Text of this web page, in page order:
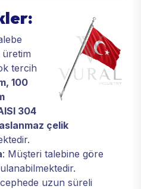
tercih
100
304
çelik
: Müşteri talebine göre
cephede uzun süreli